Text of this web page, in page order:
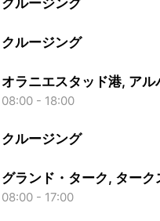
クルージング
クルージング
オラニエスタッド港, アル
08:00 - 18:00
クルージング
グランド・ターク, ターク
08:00 - 17:00